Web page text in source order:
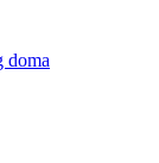
doma